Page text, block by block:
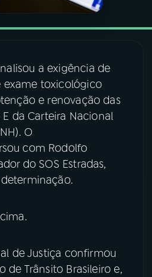
Facebook
X
a exigência de
toxicológico
e renovação das
da Carteira Nacional
O
com Rodolfo
do SOS Estradas,
de Justiça confirmou
de Trânsito Brasileiro e,